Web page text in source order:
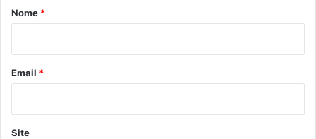
r
*
Nome *
Email *
Site